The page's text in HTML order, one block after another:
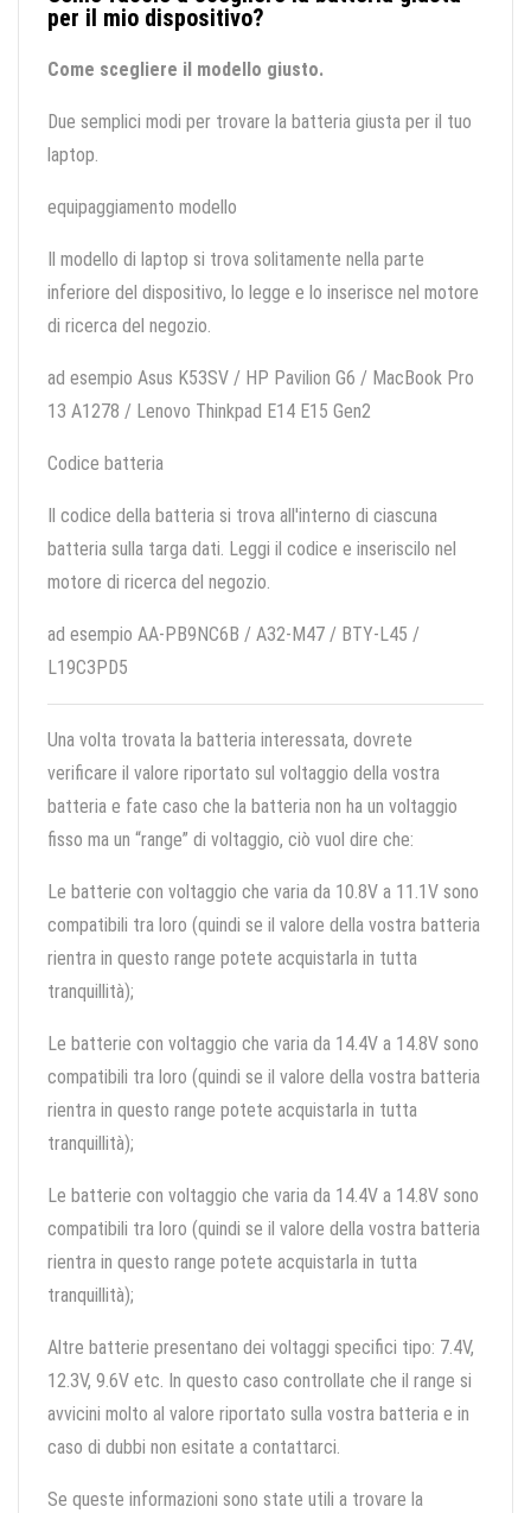
per il mio dispositivo?
Come scegliere il modello giusto.
Due semplici modi per trovare la batteria giusta per il tuo
laptop.
equipaggiamento modello
Il modello di laptop si trova solitamente nella parte
inferiore del dispositivo, lo legge e lo inserisce nel motore
di ricerca del negozio.
ad esempio Asus K53SV / HP Pavilion G6 / MacBook Pro
13 A1278 / Lenovo Thinkpad E14 E15 Gen2
Codice batteria
Il codice della batteria si trova all'interno di ciascuna
batteria sulla targa dati. Leggi il codice e inseriscilo nel
motore di ricerca del negozio.
ad esempio AA-PB9NC6B / A32-M47 / BTY-L45 /
L19C3PD5
Una volta trovata la batteria interessata, dovrete
verificare il valore riportato sul voltaggio della vostra
batteria e fate caso che la batteria non ha un voltaggio
fisso ma un “range” di voltaggio, ciò vuol dire che:
Le batterie con voltaggio che varia da 10.8V a 11.1V sono
compatibili tra loro (quindi se il valore della vostra batteria
rientra in questo range potete acquistarla in tutta
tranquillità);
Le batterie con voltaggio che varia da 14.4V a 14.8V sono
compatibili tra loro (quindi se il valore della vostra batteria
rientra in questo range potete acquistarla in tutta
tranquillità);
Le batterie con voltaggio che varia da 14.4V a 14.8V sono
compatibili tra loro (quindi se il valore della vostra batteria
rientra in questo range potete acquistarla in tutta
tranquillità);
Altre batterie presentano dei voltaggi specifici tipo: 7.4V,
12.3V, 9.6V etc. In questo caso controllate che il range si
avvicini molto al valore riportato sulla vostra batteria e in
caso di dubbi non esitate a contattarci.
Se queste informazioni sono state utili a trovare la